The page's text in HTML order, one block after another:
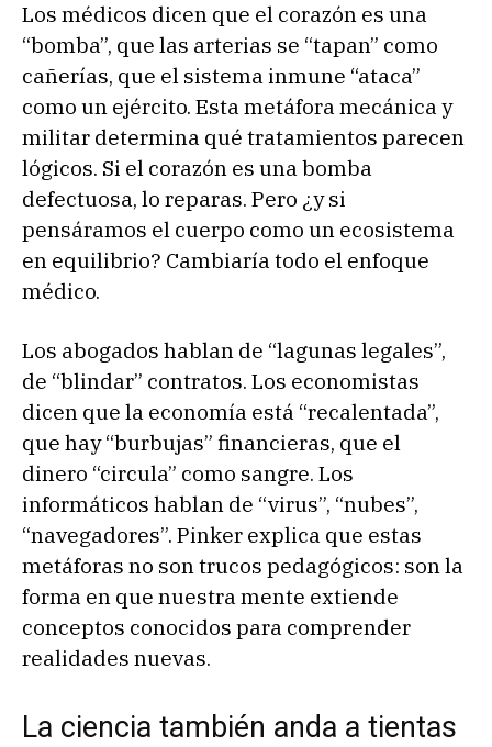
Los médicos dicen que el corazón es una
“bomba”, que las arterias se “tapan” como
cañerías, que el sistema inmune “ataca”
como un ejército. Esta metáfora mecánica y
militar determina qué tratamientos parecen
lógicos. Si el corazón es una bomba
defectuosa, lo reparas. Pero ¿y si
pensáramos el cuerpo como un ecosistema
en equilibrio? Cambiaría todo el enfoque
médico.
Los abogados hablan de “lagunas legales”,
de “blindar” contratos. Los economistas
dicen que la economía está “recalentada”,
que hay “burbujas” financieras, que el
dinero “circula” como sangre. Los
informáticos hablan de “virus”, “nubes”,
“navegadores”. Pinker explica que estas
metáforas no son trucos pedagógicos: son la
forma en que nuestra mente extiende
conceptos conocidos para comprender
realidades nuevas.
La ciencia también anda a tientas